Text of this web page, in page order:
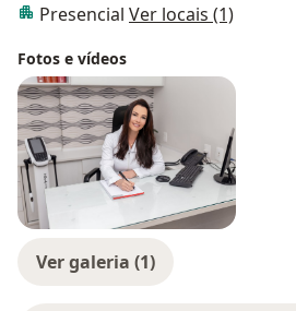
Presencial Ver locais (1)
Fotos e vídeos
Ver galeria (1)